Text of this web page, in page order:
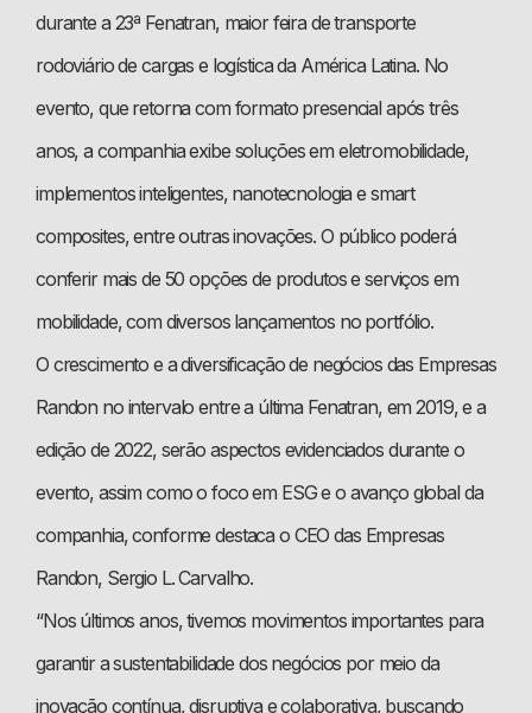
durante a 23ª Fenatran, maior feira de transporte
rodoviário de cargas e logística da América Latina. No
evento, que retorna com formato presencial após três
anos, a companhia exibe soluções em eletromobilidade,
implementos inteligentes, nanotecnologia e smart
composites, entre outras inovações. O público poderá
conferir mais de 50 opções de produtos e serviços em
mobilidade, com diversos lançamentos no portfólio.
O crescimento e a diversificação de negócios das Empresas
Randon no intervalo entre a última Fenatran, em 2019, e a
edição de 2022, serão aspectos evidenciados durante o
evento, assim como o foco em ESG e o avanço global da
companhia, conforme destaca o CEO das Empresas
Randon, Sergio L. Carvalho.
“Nos últimos anos, tivemos movimentos importantes para
garantir a sustentabilidade dos negócios por meio da
inovação contínua, disruptiva e colaborativa, buscando